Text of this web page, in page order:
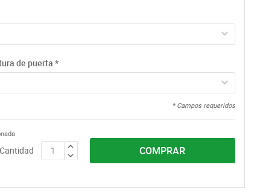
de puerta *
* Campos requeridos
Cantidad COMPRAR